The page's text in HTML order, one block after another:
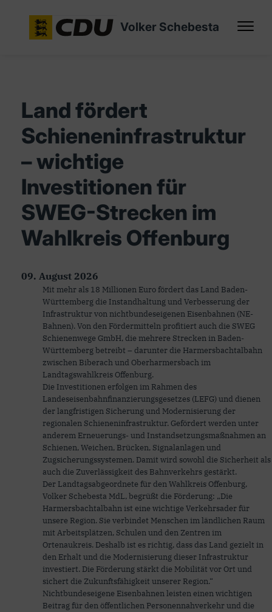
Volker Schebesta
Land fördert
Schieneninfrastruktur
– wichtige
Investitionen für
SWEG-Strecken im
Wahlkreis Offenburg
09. August 2026
Mit mehr als 18 Millionen Euro fördert das Land Baden-
Württemberg die Instandhaltung und Verbesserung der
Infrastruktur von nichtbundeseigenen Eisenbahnen (NE-
Bahnen). Von den Fördermitteln profitiert auch die SWEG
Schienenwege GmbH, die mehrere Strecken in Baden-
Württemberg betreibt – darunter die Harmersbachtalbahn
zwischen Biberach und Oberharmersbach im
Landtagswahlkreis Offenburg.
Die Investitionen erfolgen im Rahmen des
Landeseisenbahnfinanzierungsgesetzes (LEFG) und dienen
der langfristigen Sicherung und Modernisierung der
regionalen Schieneninfrastruktur. Gefördert werden unter
anderem Erneuerungs- und Instandsetzungsmaßnahmen an
Schienen, Weichen, Brücken, Signalanlagen und
Zugsicherungssystemen. Damit wird sowohl die Sicherheit als
auch die Zuverlässigkeit des Bahnverkehrs gestärkt.
Der Landtagsabgeordnete für den Wahlkreis Offenburg,
Volker Schebesta MdL, begrüßt die Förderung: „Die
Harmersbachtalbahn ist eine wichtige Verkehrsader für
unsere Region. Sie verbindet Menschen im ländlichen Raum
mit Arbeitsplätzen, Schulen und den Zentren im
Ortenaukreis. Deshalb ist es richtig, dass das Land gezielt in
den Erhalt und die Modernisierung dieser Infrastruktur
investiert. Die Förderung stärkt die Mobilität vor Ort und
sichert die Zukunftsfähigkeit unserer Region.“
Nichtbundeseigene Eisenbahnen leisten einen wichtigen
Beitrag für den öffentlichen Personennahverkehr und die